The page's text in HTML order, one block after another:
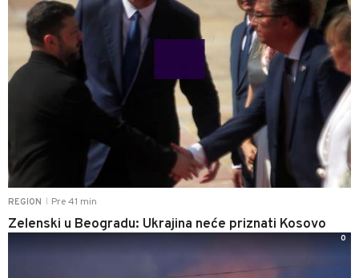
REGION Pre 41 min
Zelenski u Beogradu: Ukrajina neće priznati Kosovo
0